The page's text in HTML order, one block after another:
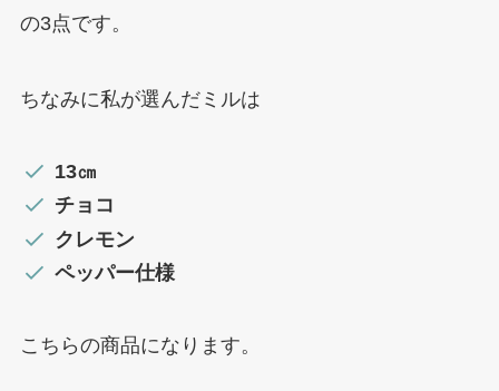
の3点です。
ちなみに私が選んだミルは
13㎝
チョコ
クレモン
ペッパー仕様
こちらの商品になります。